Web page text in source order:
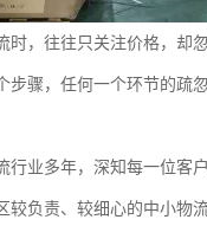
时，往往只关注价格，却
步骤，任何一个环节的疏
行业多年，深知每一位客
较负责、较细心的中小物